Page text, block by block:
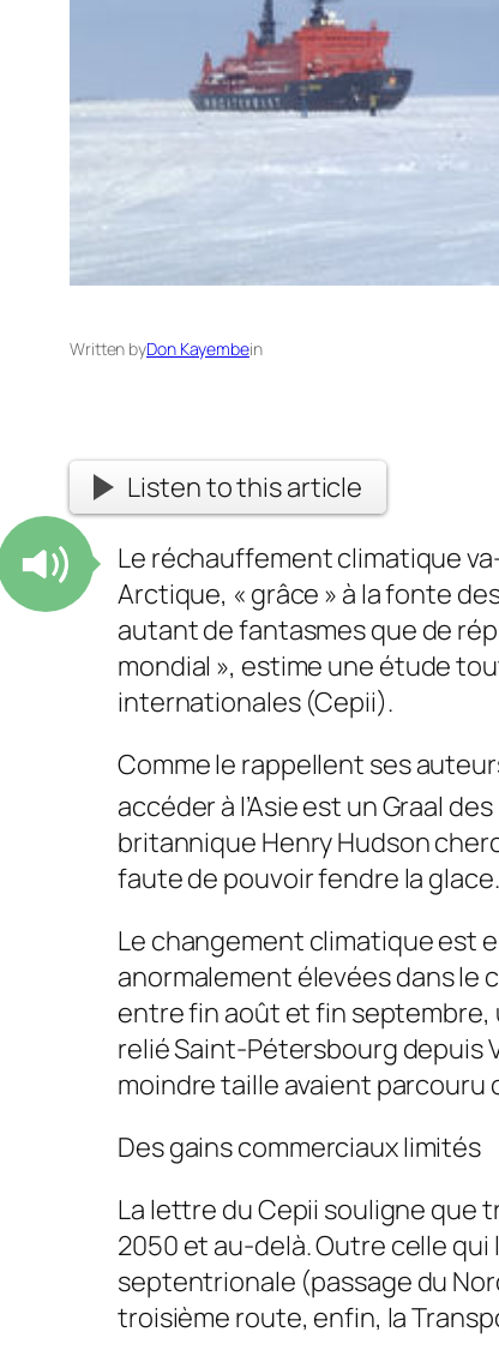
Written byDon Kayembein
Listen to this article
Le réchauffement climatique
Arctique, « grâce » à la fonte
autant de fantasmes que de
mondial », estime une étude
internationales (Cepii).
Comme le rappellent ses
accéder à l’Asie est un Graal
britannique Henry Hudson
faute de pouvoir fendre la glace.
Le changement climatique est
anormalement élevées dans le
entre fin août et fin septembre,
relié Saint-Pétersbourg depuis
moindre taille avaient
Des gains commerciaux limités
La lettre du Cepii souligne que
2050 et au-delà. Outre celle
septentrionale (passage du
troisième route, enfin, la